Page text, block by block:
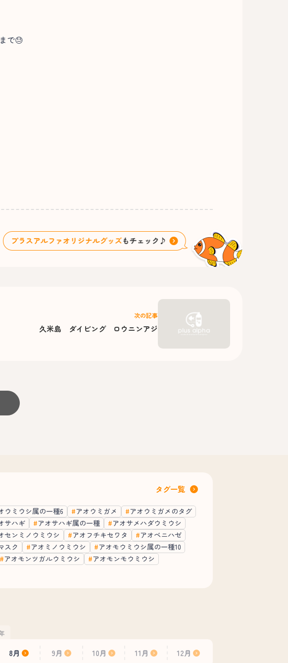
で😓
次の記事
久米島 ダイビング ロウニンアジ
タグ一覧
ウミウシ属の一種6 アオウミガメ
アオウミガメのタグ
サハギ アオサハギ属の一種
アオサメハダウミウシ
センミノウミウシ アオフチキセワタ
アオベニハゼ
スク アオミノウミウシ
アオモウミウシ属の一種10
アオモンツガルウミウシ
アオモンモウミウシ
8月 9月 10月 11月 12月